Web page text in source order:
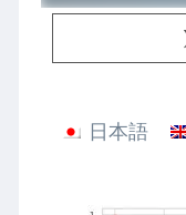
日本語